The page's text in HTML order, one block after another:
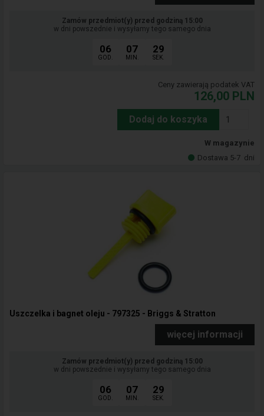
Zamów przedmiot(y) przed godziną 15:00
w dni powszednie i wysyłamy tego samego dnia
06
GOD.
07
MIN.
29
SEK.
Ceny zawierają podatek VAT
126,00 PLN
Dodaj do koszyka
W magazynie
Dostawa 5-7 dni
Uszczelka i bagnet oleju - 797325 - Briggs & Stratton
więcej informacji
Zamów przedmiot(y) przed godziną 15:00
w dni powszednie i wysyłamy tego samego dnia
06
GOD.
07
MIN.
29
SEK.